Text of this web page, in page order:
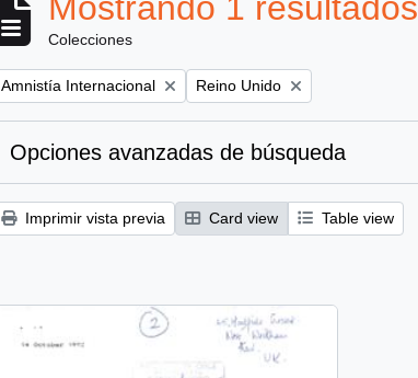
Colecciones
Remove filter:
Amnistía Internacional Remove filter:
Reino Unido
Opciones avanzadas de búsqueda
Imprimir vista previa Card view Table view